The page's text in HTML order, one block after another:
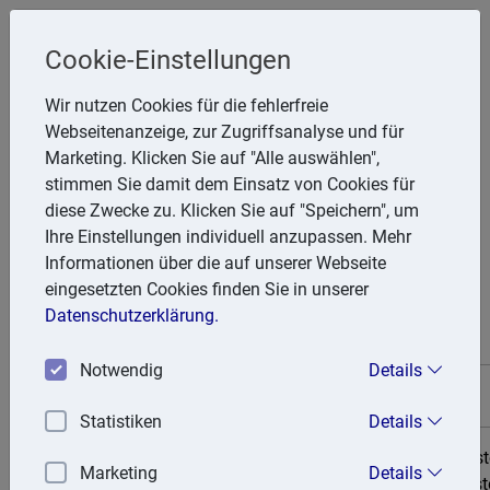
Friedhelm Glanert
Breitenbachstr. 28, 47809 Krefeld
Telefon: 2151 951857
E-Mail:FGlanert@aol.com
Steuertermine
12. Januar 2026
Cookie-Einstellungen
Wir nutzen Cookies für die fehlerfreie
Webseitenanzeige, zur Zugriffsanalyse und für
Marketing. Klicken Sie auf "Alle auswählen",
stimmen Sie damit dem Einsatz von Cookies für
diese Zwecke zu. Klicken Sie auf "Speichern", um
Ihre Einstellungen individuell anzupassen. Mehr
Informationen über die auf unserer Webseite
eingesetzten Cookies finden Sie in unserer
Datenschutzerklärung.
Notwendig Details
Statistiken Details
Marketing Details